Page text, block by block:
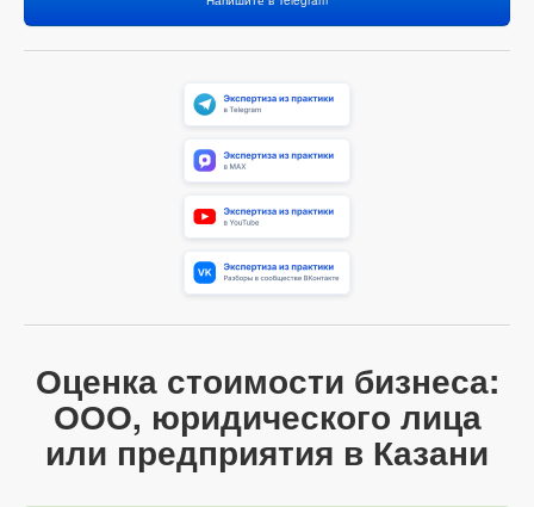
Оценка стоимости бизнеса:
ООО, юридического лица
или предприятия в Казани